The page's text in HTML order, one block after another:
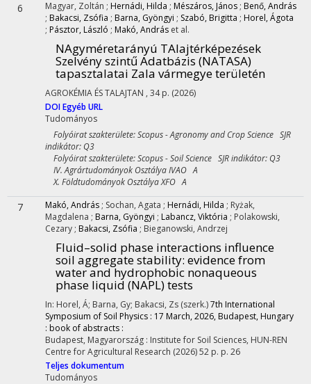
6 Magyar, Zoltán ; Hernádi, Hilda ; Mészáros, János ; Benő, András
; Bakacsi, Zsófia ; Barna, Gyöngyi ; Szabó, Brigitta ; Horel, Ágota
; Pásztor, László ; Makó, András et al.
NAgyméretarányú TAlajtérképezések
Szelvény szintű Adatbázis (NATASA)
tapasztalatai Zala vármegye területén
AGROKÉMIA ÉS TALAJTAN , 34 p. (2026)
DOIEgyéb URL
Tudományos
Folyóirat szakterülete: Scopus - Agronomy and Crop Science SJR
indikátor: Q3
Folyóirat szakterülete: Scopus - Soil Science SJR indikátor: Q3
IV. Agrártudományok Osztálya IVAO A
X. Földtudományok Osztálya XFO A
7 Makó, András ; Sochan, Agata ; Hernádi, Hilda ; Ryżak,
Magdalena ; Barna, Gyöngyi ; Labancz, Viktória ; Polakowski,
Cezary ; Bakacsi, Zsófia ; Bieganowski, Andrzej
Fluid–solid phase interactions influence
soil aggregate stability: evidence from
water and hydrophobic nonaqueous
phase liquid (NAPL) tests
In: Horel, Á; Barna, Gy; Bakacsi, Zs (szerk.)7th International
Symposium of Soil Physics : 17 March, 2026, Budapest, Hungary
: book of abstracts :
Budapest, Magyarország : Institute for Soil Sciences, HUN-REN
Centre for Agricultural Research (2026)52 p. p. 26
Teljes dokumentum
Tudományos